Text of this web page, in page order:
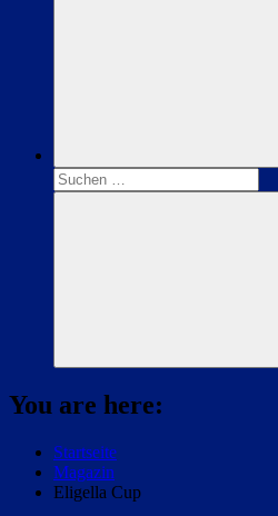
Suchen
nach:
Suchen
You are here:
Startseite
Magazin
Eligella Cup